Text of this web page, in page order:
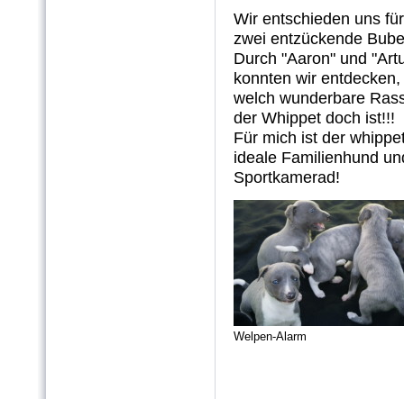
Wir entschieden uns für
zwei entzückende
Durch "Aaron" und
konnten wir entdecken,
welch wunderbare
der Whippet doch ist!!!
Für mich ist der
ideale Familienhund
Sportkamerad!
Welpen-Alarm